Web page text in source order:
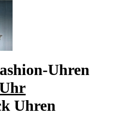
Uhren
Uhren